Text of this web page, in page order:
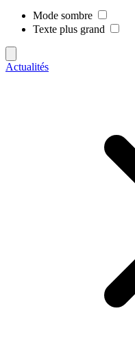
Mode sombre
Texte plus grand
Actualités